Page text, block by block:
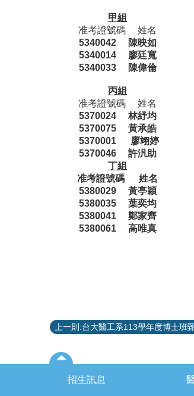
甲組
准考證號碼 姓名
5340042 陳映如
5340014 廖廷寬
5340033 陳偉倫
丙組
准考證號碼 姓名
5370024 林紓均
5370075 黃承皓
5370001 廖翊婷
5370046 許汎助
丁組
准考證號碼 姓名
5380029 黃亭穎
5380035 葉奕均
5380041 鄭家齊
5380061 高唯真
招生訊息